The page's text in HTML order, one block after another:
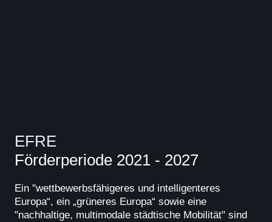
EFRE
Förderperiode 2021 - 2027
Ein "wettbewerbsfähigeres und intelligenteres
Europa“, ein „grüneres Europa“ sowie eine
"nachhaltige, multimodale städtische Mobilität" sind